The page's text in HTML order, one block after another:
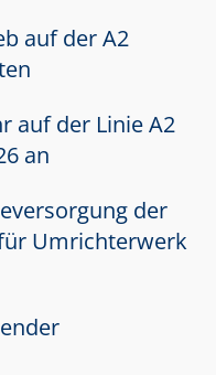
auf der A2
auf der Linie A2
an
der
Umrichterwerk